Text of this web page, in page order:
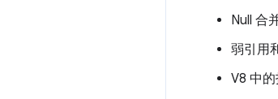
Null 合
弱引用
V8 中